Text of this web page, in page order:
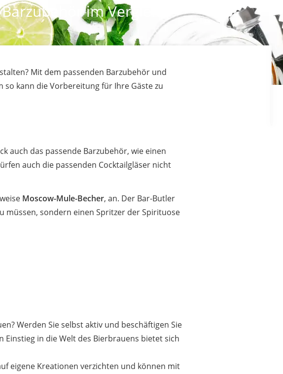
im Vergleich
Mit dem passenden Barzubehör und
so kann die Vorbereitung für Ihre Gäste zu
auch das passende Barzubehör, wie einen
auch die passenden Cocktailgläser nicht
Moscow-Mule-Becher, an. Der Bar-Butler
müssen, sondern einen Spritzer der Spirituose
Werden Sie selbst aktiv und beschäftigen Sie
in die Welt des Bierbrauens bietet sich
eigene Kreationen verzichten und können mit